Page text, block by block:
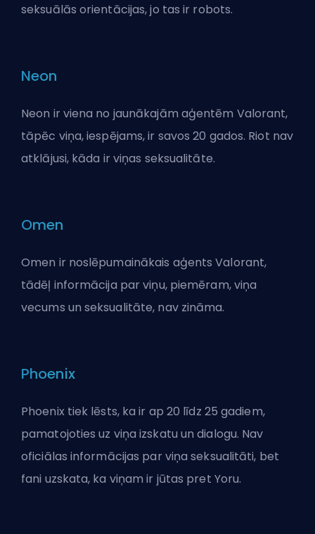
seksuālās orientācijas, jo tas ir robots.
Neon
Neon ir viena no jaunākajām aģentēm Valorant,
tāpēc viņa, iespējams, ir savos 20 gados. Riot nav
atklājusi, kāda ir viņas seksualitāte.
Omen
Omen ir noslēpumainākais aģents Valorant,
tādēļ informācija par viņu, piemēram, viņa
vecums un seksualitāte, nav zināma.
Phoenix
Phoenix tiek lēsts, ka ir ap 20 līdz 25 gadiem,
pamatojoties uz viņa izskatu un dialogu. Nav
oficiālas informācijas par viņa seksualitāti, bet
fani uzskata, ka viņam ir jūtas pret Yoru.